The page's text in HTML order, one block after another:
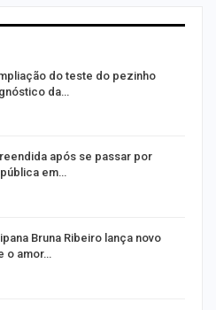
do teste do pezinho
da…
após se passar por
em…
Bruna Ribeiro lança novo
o amor…